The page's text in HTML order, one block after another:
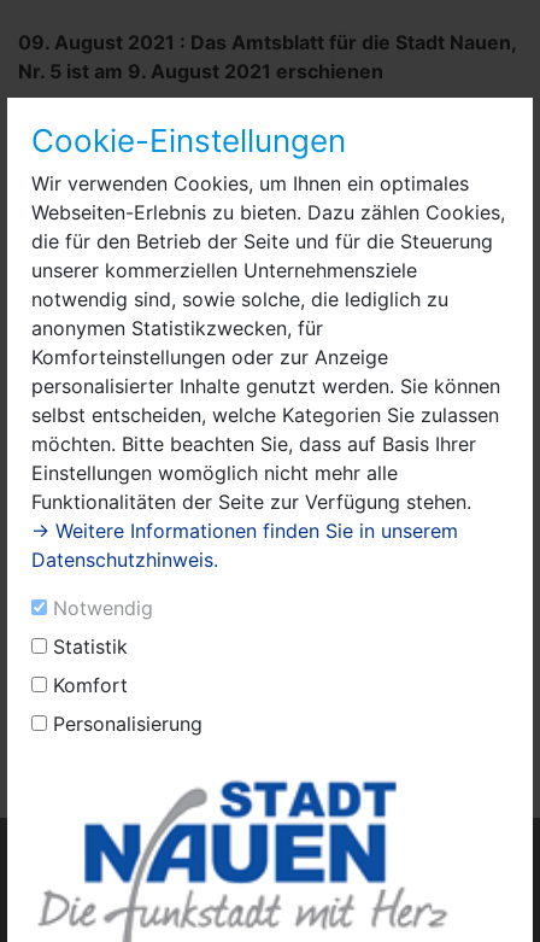
Cookie-Einstellungen
Wir verwenden Cookies, um Ihnen ein optimales
Webseiten-Erlebnis zu bieten. Dazu zählen Cookies,
die für den Betrieb der Seite und für die Steuerung
unserer kommerziellen Unternehmensziele
notwendig sind, sowie solche, die lediglich zu
anonymen Statistikzwecken, für
Komforteinstellungen oder zur Anzeige
personalisierter Inhalte genutzt werden. Sie können
selbst entscheiden, welche Kategorien Sie zulassen
möchten. Bitte beachten Sie, dass auf Basis Ihrer
Einstellungen womöglich nicht mehr alle
Funktionalitäten der Seite zur Verfügung stehen.
→ Weitere Informationen finden Sie in unserem
Datenschutzhinweis.
Notwendig
Statistik
Komfort
Personalisierung
09. August 2021 : Das Amtsblatt für die Stadt Nauen,
Nr. 5 ist am 9. August 2021 erschienen
Titelfoto_5.jpg
Das Amtsblatt Nr. 5 finden Sie
Weitere Amtsblätter für die Stadt Nauen finden Sie